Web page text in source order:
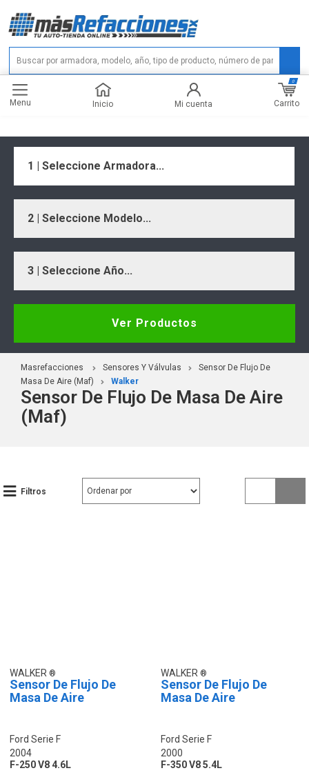
Menu Inicio Mi cuenta Carrito
0
1 | Seleccione Armadora...
2 | Seleccione Modelo...
3 | Seleccione Año...
Ver Productos
Masrefacciones Sensores Y Válvulas
Sensor De Flujo De
Masa De Aire (Maf)
Walker
Sensor De Flujo De Masa De Aire
(Maf)
Filtros
WALKER
Sensor De Flujo De
Masa De Aire
Ford Serie F
2004
F-250 V8 4.6L
WALKER
Sensor De Flujo De
Masa De Aire
Ford Serie F
2000
F-350 V8 5.4L